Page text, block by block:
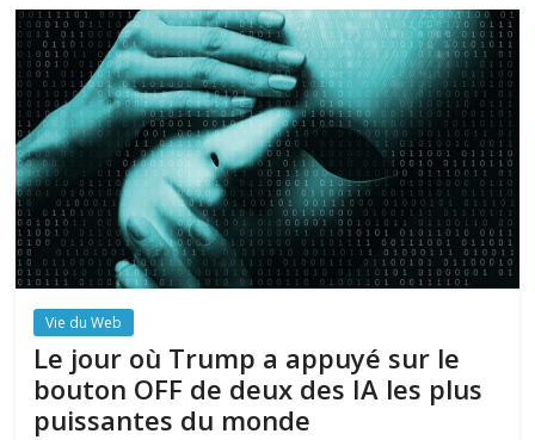
Vie du Web
Le jour où Trump a appuyé sur le
bouton OFF de deux des IA les plus
puissantes du monde